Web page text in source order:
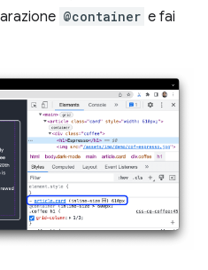
@container e fai